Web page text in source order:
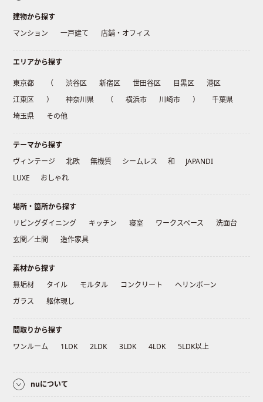
建物から探す
マンション
一戸建て 店舗・オフィス
エリアから探す
東京都 （ 渋谷区 新宿区 世田谷区 目黒区
港区
江東区
） 神奈川県 （ 横浜市 川崎市 ）
千葉県
埼玉県
その他
テーマから探す
ヴィンテージ
北欧 無機質 シームレス 和
JAPANDI
LUXE
おしゃれ
場所・箇所から探す
リビングダイニング
キッチン 寝室 ワークスペース
洗面台
玄関／土間
造作家具
素材から探す
無垢材
タイル モルタル コンクリート
ヘリンボーン
ガラス
躯体現し
間取りから探す
ワンルーム
1LDK 2LDK 3LDK 4LDK 5LDK以上
nuについて